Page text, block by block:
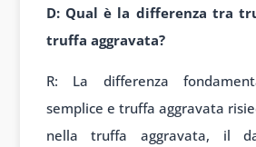
D: Qual è la differenza tra
truffa aggravata?
R: La differenza
semplice e truffa aggravata
nella truffa aggravata, il